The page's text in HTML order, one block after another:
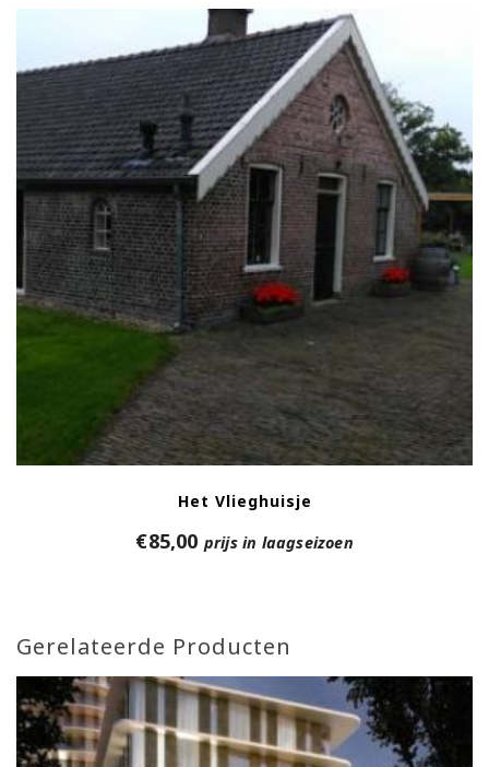
Het Vlieghuisje
€85,00 prijs in laagseizoen
Gerelateerde Producten